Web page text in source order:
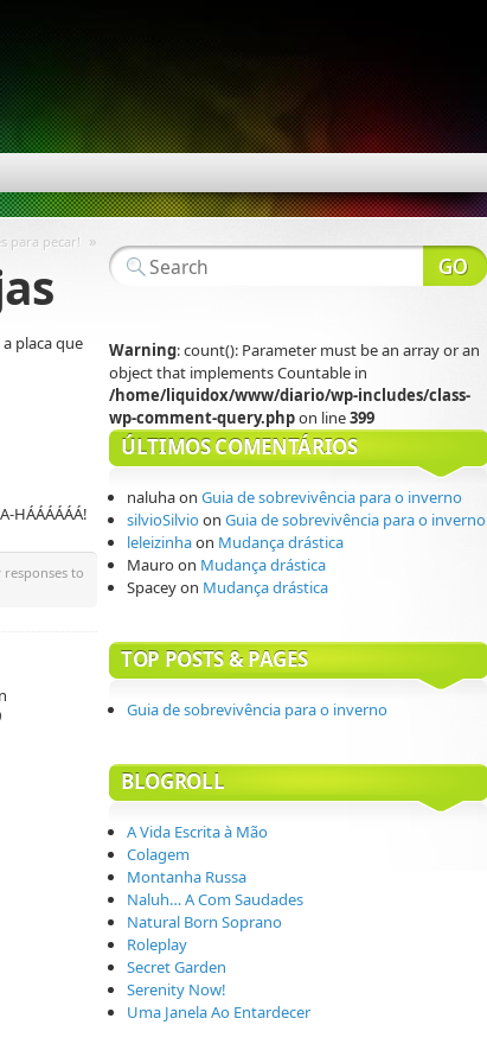
para pecar! »
placa que
HÁÁÁÁÁÁ!
responses to
Warning: count(): Parameter must be an array or an
object that implements Countable in
/home/liquidox/www/diario/wp-includes/class-
wp-comment-query.phpon line399
ÚLTIMOS COMENTÁRIOS
naluhaon Guia de sobrevivência para o inverno
silvioSilvioon Guia de sobrevivência para o inverno
leleizinhaon Mudança drástica
Mauroon Mudança drástica
Spaceyon Mudança drástica
TOP POSTS & PAGES
Guia de sobrevivência para o inverno
BLOGROLL
A Vida Escrita à Mão
Colagem
Montanha Russa
Naluh… A Com Saudades
Natural Born Soprano
Roleplay
Secret Garden
Serenity Now!
Uma Janela Ao Entardecer